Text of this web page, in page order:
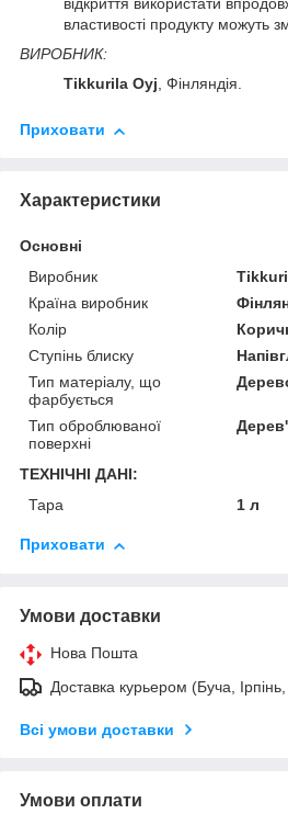
відкриття використати
властивості продукту можуть
ВИРОБНИК:
Tikkurila Oyj, Фінляндія.
Приховати
Характеристики
Основні
Виробник
Країна виробник
Колір
Ступінь блиску
Тип матеріалу, що
фарбується
Тип оброблюваної
поверхні
ТЕХНІЧНІ ДАНІ:
Тара
1 л
Приховати
Умови доставки
Нова Пошта
Доставка курьером (Буча,
Всі умови доставки
Умови оплати